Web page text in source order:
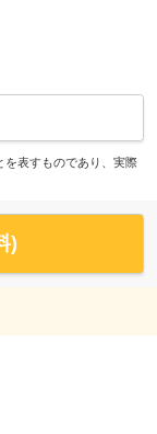
表すものであり、実際
)